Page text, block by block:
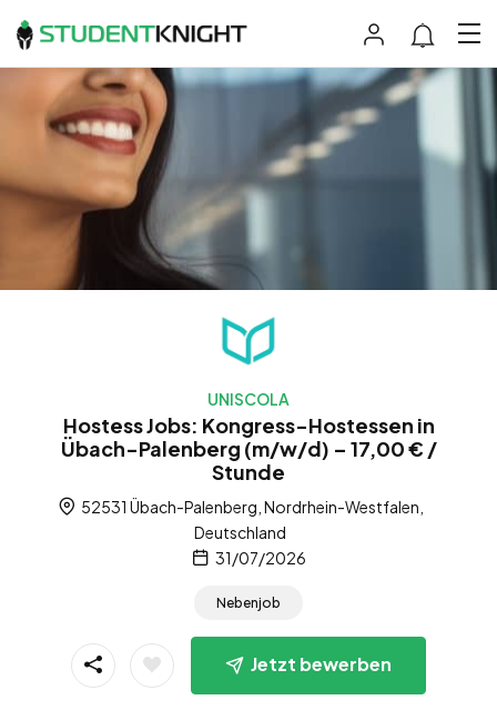
UNISCOLA
Hostess Jobs: Kongress-Hostessen in
Übach-Palenberg (m/w/d) – 17,00 € /
Stunde
52531 Übach-Palenberg, Nordrhein-Westfalen,
Deutschland
31/07/2026
Nebenjob
Jetzt bewerben